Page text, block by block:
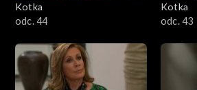
Kotka
odc. 44
Kotka
odc. 43